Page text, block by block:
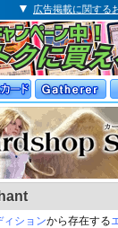
▼ 広告掲載に関する
ィションから存在する